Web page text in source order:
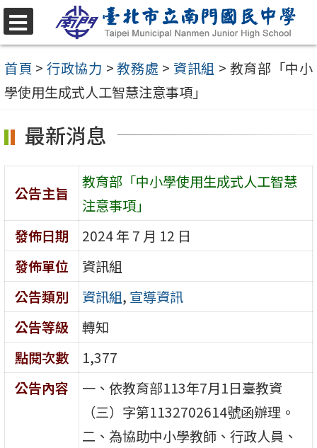
跳
至
主
要
容
選
單
首頁 > 行政協力 >教務處 > 資訊組 > 教育部「中小
學使用生成式人工智慧注意事項」
最新消息
公告主旨
教育部「中小學使用生成式人工智慧
注意事項」
發佈日期
2024 年 7 月 12 日
發佈單位
資訊組
公告類別
資訊組, 宣導資訊
公告等級
轉知
點閱次數
1,377
公告內容
一、依教育部113年7月1日臺教資
（三）字第1132702614號函辦理。
二、為協助中小學教師、行政人員、